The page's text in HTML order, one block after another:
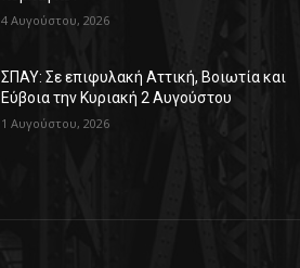
4 Αυγούστου, 2026
ΣΠΑΥ: Σε επιφυλακή Αττική, Βοιωτία και
Εύβοια την Κυριακή 2 Αυγούστου
1 Αυγούστου, 2026